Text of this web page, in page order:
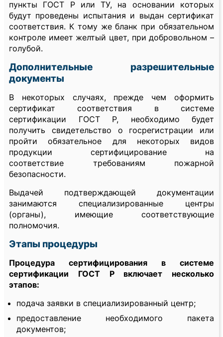
пункты ГОСТ Р или ТУ, на основании которых
будут проведены испытания и выдан сертификат
соответствия. К тому же бланк при обязательном
контроле имеет желтый цвет, при добровольном –
голубой.
Дополнительные разрешительные
документы
В некоторых случаях, прежде чем оформить
сертификат соответствия в системе
сертификации ГОСТ Р, необходимо будет
получить свидетельство о госрегистрации или
пройти обязательное для некоторых видов
продукции сертифицирование на
соответствие требованиям пожарной
безопасности.
Выдачей подтверждающей документации
занимаются специализированные центры
(органы), имеющие соответствующие
полномочия.
Этапы процедуры
Процедура сертифицирования в системе
сертификации ГОСТ Р включает несколько
этапов:
подача заявки в специализированный центр;
предоставление необходимого пакета
документов;